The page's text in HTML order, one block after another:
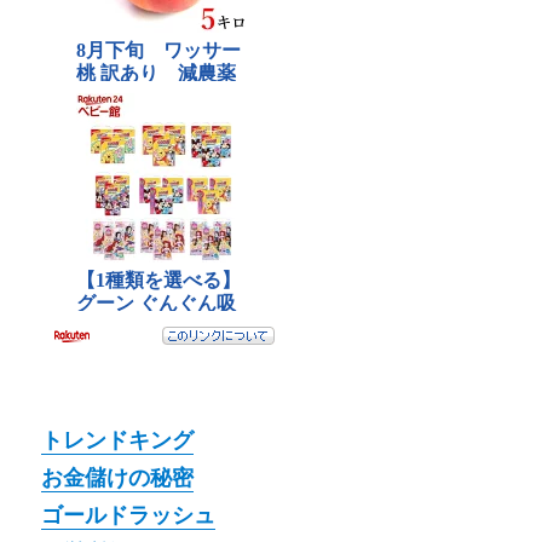
トレンドキング
お金儲けの秘密
ゴールドラッシュ